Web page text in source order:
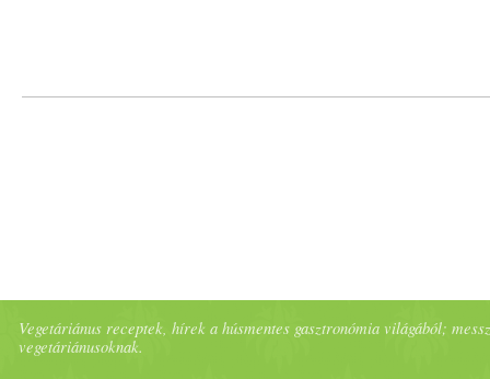
Vegetáriánus receptek, hírek a húsmentes gasztronómia világából;
vegetáriánusoknak.